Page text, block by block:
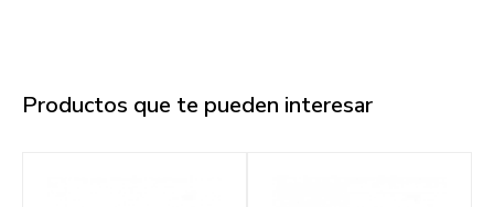
Productos que te pueden interesar